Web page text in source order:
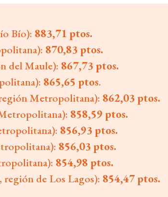
Bío): 883,71 ptos.
870,83 ptos.
del Maule): 867,73 ptos.
865,65 ptos.
Metropolitana): 862,03 ptos.
858,59 ptos.
856,93 ptos.
856,03 ptos.
854,98 ptos.
de Los Lagos): 854,47 ptos.